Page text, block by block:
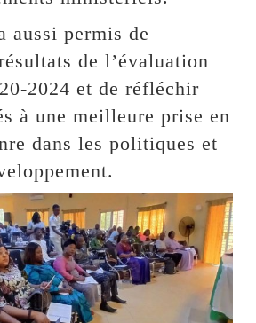
aussi permis de
de l’évaluation
2024 et de réfléchir
à une meilleure prise en
dans les politiques et